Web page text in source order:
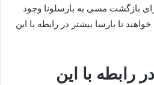
بازگشت مسی به بارسلونا وجود
تا بارسا بیشتر در رابطه با این
رابطه با این